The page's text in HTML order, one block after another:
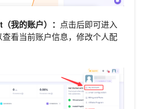
我的账户）： 点击后即可进入
看当前账户信息，修改个人配